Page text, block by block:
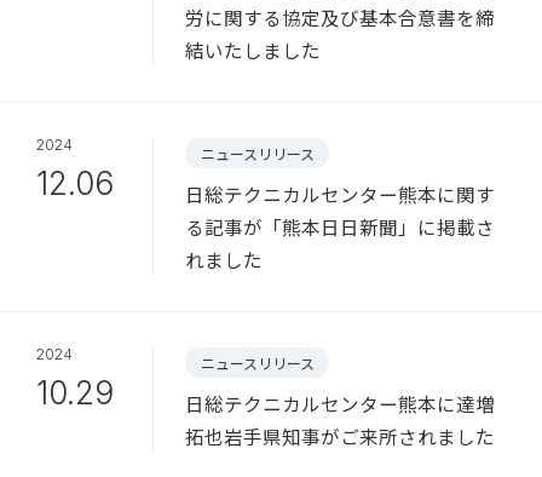
労に関する協定及び基本合意書を締
結いたしました
2024
12.06
ニュースリリース
日総テクニカルセンター熊本に関す
る記事が「熊本日日新聞」に掲載さ
れました
2024
10.29
ニュースリリース
日総テクニカルセンター熊本に達増
拓也岩手県知事がご来所されました